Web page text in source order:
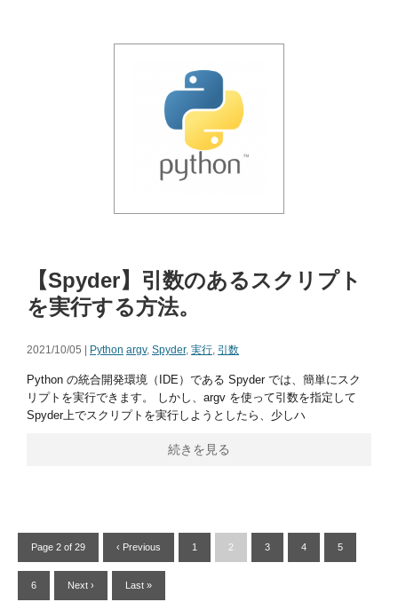
【Spyder】引数のあるスクリプト
を実行する方法。
2021/10/05 | Python argv, Spyder, 実行, 引数
Python の統合開発環境（IDE）である Spyder では、簡単にスク
リプトを実行できます。 しかし、argv を使って引数を指定して
Spyder上でスクリプトを実行しようとしたら、少しハ
続きを見る
Page 2 of 29 ‹ Previous 1 2 3 4 5
6 Next › Last »